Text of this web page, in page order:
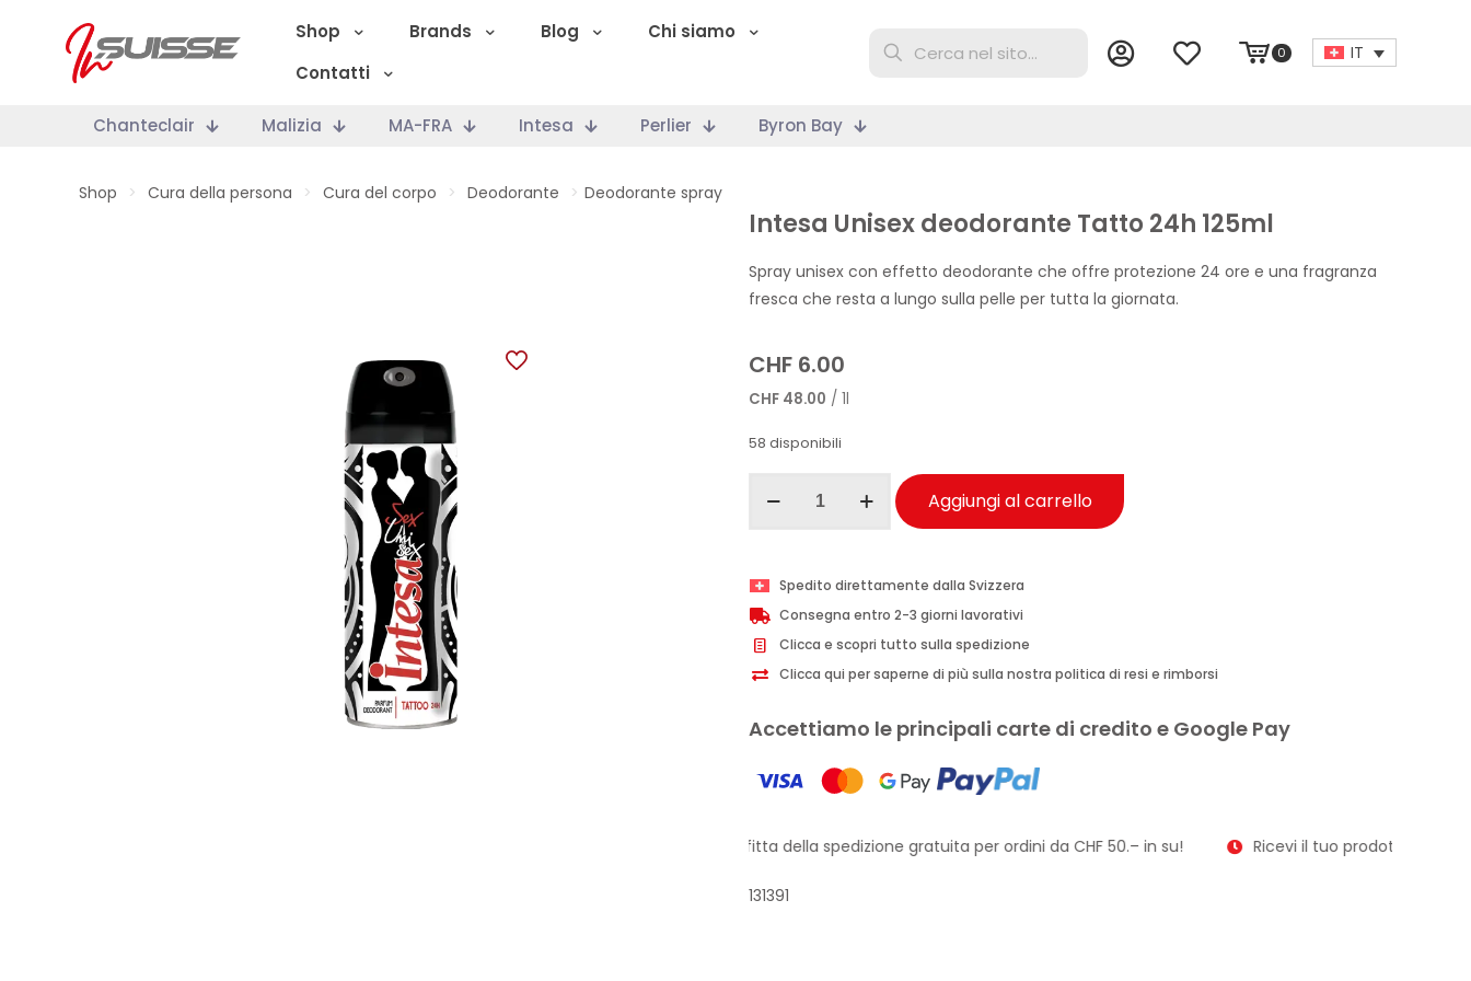
Shop Brands Blog
Chi siamo
Contatti
0 IT
Chanteclair Malizia MA-FRA Intesa Perlier Byron Bay
Shop > Cura della persona > Cura del corpo > Deodorante > Deodorante spray
Intesa Unisex deodorante Tatto 24h 125ml
Spray unisex con effetto deodorante che offre protezione 24 ore e una fragranza
fresca che resta a lungo sulla pelle per tutta la giornata.
CHF 6.00
CHF 48.00 / 1l
58 disponibili
24h
125ml
quantità
Aggiungi al carrello
Spedito direttamente dalla Svizzera
Consegna entro 2-3 giorni lavorativi
Clicca e scopri tutto sulla spedizione
Clicca qui per saperne di più sulla nostra politica di resi e rimborsi
Accettiamo le principali carte di credito e Google Pay
Approfitta della spedizione gratuita per ordini da CHF 50.– in su! Ricevi il tuo prodotto in soli
131391